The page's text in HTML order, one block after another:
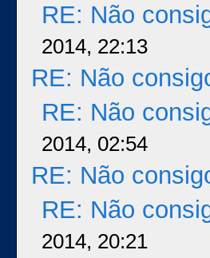
RE: Não
2014, 22:13
RE: Não
RE: Não
2014, 02:54
RE: Não
RE: Não
2014, 20:21